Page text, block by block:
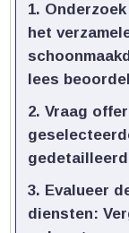
het
lees
Vraag
Evalueer
diensten: